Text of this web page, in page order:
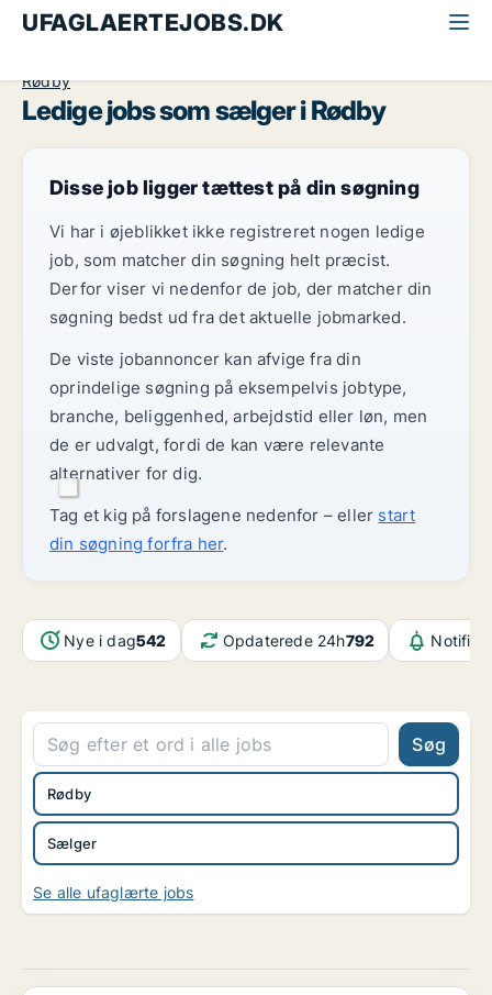
UFAGLAERTEJOBS.DK
Rødby
Ledige jobs som sælger i Rødby
Disse job ligger tættest på din søgning
Vi har i øjeblikket ikke registreret nogen ledige
job, som matcher din søgning helt præcist.
Derfor viser vi nedenfor de job, der matcher din
søgning bedst ud fra det aktuelle jobmarked.
De viste jobannoncer kan afvige fra din
oprindelige søgning på eksempelvis jobtype,
branche, beliggenhed, arbejdstid eller løn, men
de er udvalgt, fordi de kan være relevante
alternativer for dig.
Tag et kig på forslagene nedenfor – eller start
din søgning forfra her.
Nye i dag542 Opdaterede 24h792
Søg
Sælger
Rødby
Se alle ufaglærte jobs